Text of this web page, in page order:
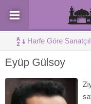
Harfe Göre
Eyüp Gülsoy